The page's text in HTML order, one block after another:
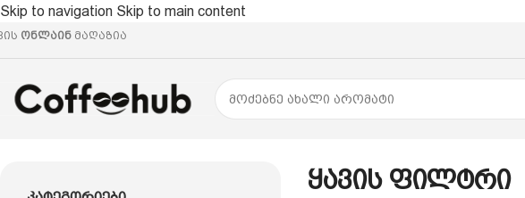
Skip to navigation Skip to main content
ონლაინ მაღაზია
Ყავის Ფილტრი